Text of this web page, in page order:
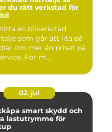
du rätt verkstad för
en bilverkstad
som går att lita på
om mer än priset på
För m...
02. jul
skydd och
lastutrymme för